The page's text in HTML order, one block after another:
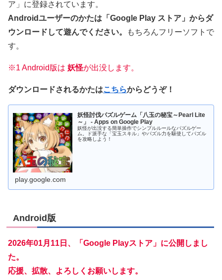
ア」に登録されています。
Androidユーザーのかたは「Google Play ストア」からダ
ウンロードして遊んでください。
もちろんフリーソフトで
す。
※1 Android版は 妖怪が出没します。
ダウンロードされるかたはこちらからどうぞ！
妖怪討伐パズルゲーム「八玉の秘宝～Pearl Lite
～」 - Apps on Google Play
妖怪が出没する簡単操作でシンプルルールなパズルゲー
ム。ド派手な「宝玉スキル」やパズル力を駆使してパズル
を攻略しよう！
play.google.com
Android版
2026年01月11日、「Google Playストア」に公開しまし
た。
応援、拡散、よろしくお願いします。